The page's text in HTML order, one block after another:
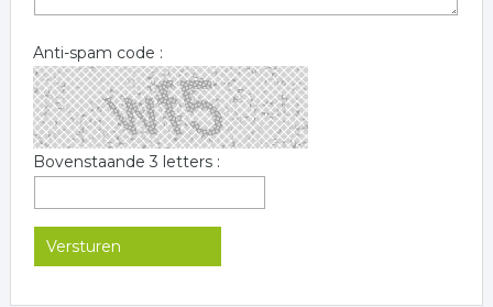
Anti-spam code :
Bovenstaande 3 letters :